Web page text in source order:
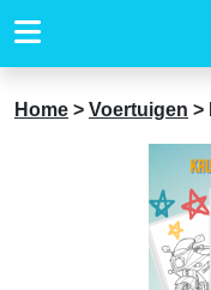
Home > Voertuigen >